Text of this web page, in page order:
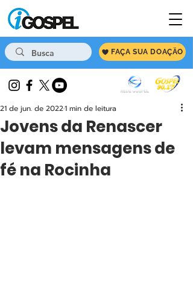
FAÇA SUA DOAÇÃO
Jovens da Renascer
levam mensagens de
fé na Rocinha
21 de jun. de 20221 min de leitura